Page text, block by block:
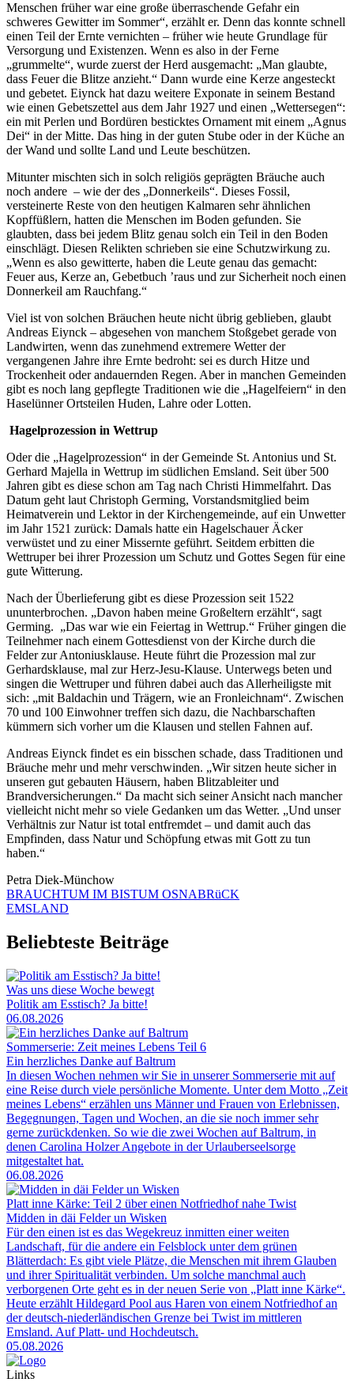
Menschen früher war eine große überraschende Gefahr ein
schweres Gewitter im Sommer“, erzählt er. Denn das konnte schnell
einen Teil der Ernte vernichten – früher wie heute Grundlage für
Versorgung und Existenzen. Wenn es also in der Ferne
„grummelte“, wurde zuerst der Herd ausgemacht: „Man glaubte,
dass Feuer die Blitze anzieht.“ Dann wurde eine Kerze angesteckt
und gebetet. Eiynck hat dazu weitere Exponate in seinem Bestand
wie einen Gebetszettel aus dem Jahr 1927 und einen „Wettersegen“:
ein mit Perlen und Bordüren besticktes Ornament mit einem „Agnus
Dei“ in der Mitte. Das hing in der guten Stube oder in der Küche an
der Wand und sollte Land und Leute beschützen.
Mitunter mischten sich in solch religiös geprägten Bräuche auch
noch andere – wie der des „Donnerkeils“. Dieses Fossil,
versteinerte Reste von den heutigen Kalmaren sehr ähnlichen
Kopffüßlern, hatten die Menschen im Boden gefunden. Sie
glaubten, dass bei jedem Blitz genau solch ein Teil in den Boden
einschlägt. Diesen Relikten schrieben sie eine Schutzwirkung zu.
„Wenn es also gewitterte, haben die Leute genau das gemacht:
Feuer aus, Kerze an, Gebetbuch ’raus und zur Sicherheit noch einen
Donnerkeil am Rauchfang.“
Viel ist von solchen Bräuchen heute nicht übrig geblieben, glaubt
Andreas Eiynck – abgesehen von manchem Stoßgebet gerade von
Landwirten, wenn das zunehmend extremere Wetter der
vergangenen Jahre ihre Ernte bedroht: sei es durch Hitze und
Trockenheit oder andauernden Regen. Aber in manchen Gemeinden
gibt es noch lang gepflegte Traditionen wie die „Hagelfeiern“ in den
Haselünner Ortsteilen Huden, Lahre oder Lotten.
Hagelprozession in Wettrup
Oder die „Hagelprozession“ in der Gemeinde St. Antonius und St.
Gerhard Majella in Wettrup im südlichen Emsland. Seit über 500
Jahren gibt es diese schon am Tag nach Christi Himmelfahrt. Das
Datum geht laut Christoph Germing, Vorstandsmitglied beim
Heimatverein und Lektor in der Kirchengemeinde, auf ein Unwetter
im Jahr 1521 zurück: Damals hatte ein Hagelschauer Äcker
verwüstet und zu einer Missernte geführt. Seitdem erbitten die
Wettruper bei ihrer Prozession um Schutz und Gottes Segen für eine
gute Witterung.
Nach der Überlieferung gibt es diese Prozession seit 1522
ununterbrochen. „Davon haben meine Großeltern erzählt“, sagt
Germing. „Das war wie ein Feiertag in Wettrup.“ Früher gingen die
Teilnehmer nach einem Gottesdienst von der Kirche durch die
Felder zur Antoniusklause. Heute führt die Prozession mal zur
Gerhardsklause, mal zur Herz-Jesu-Klause. Unterwegs beten und
singen die Wettruper und führen dabei auch das Allerheiligste mit
sich: „mit Baldachin und Trägern, wie an Fronleichnam“. Zwischen
70 und 100 Einwohner treffen sich dazu, die Nachbarschaften
kümmern sich vorher um die Klausen und stellen Fahnen auf.
Andreas Eiynck findet es ein bisschen schade, dass Traditionen und
Bräuche mehr und mehr verschwinden. „Wir sitzen heute sicher in
unseren gut gebauten Häusern, haben Blitzableiter und
Brandversicherungen.“ Da macht sich seiner Ansicht nach mancher
vielleicht nicht mehr so viele Gedanken um das Wetter. „Und unser
Verhältnis zur Natur ist total entfremdet – und damit auch das
Empfinden, dass Natur und Schöpfung etwas mit Gott zu tun
haben.“
Petra Diek-Münchow
BRAUCHTUM IM BISTUM OSNABRüCK
EMSLAND
Beliebteste Beiträge
Was uns diese Woche bewegt
Politik am Esstisch? Ja bitte!
06.08.2026
Sommerserie: Zeit meines Lebens Teil 6
Ein herzliches Danke auf Baltrum
In diesen Wochen nehmen wir Sie in unserer Sommerserie mit auf
eine Reise durch viele persönliche Momente. Unter dem Motto „Zeit
meines Lebens“ erzählen uns Männer und Frauen von Erlebnissen,
Begegnungen, Tagen und Wochen, an die sie noch immer sehr
gerne zurückdenken. So wie die zwei Wochen auf Baltrum, in
denen Carolina Holzer Angebote in der Urlauberseelsorge
mitgestaltet hat.
06.08.2026
Platt inne Kärke: Teil 2 über einen Notfriedhof nahe Twist
Midden in däi Felder un Wisken
Für den einen ist es das Wegekreuz inmitten einer weiten
Landschaft, für die andere ein Felsblock unter dem grünen
Blätterdach: Es gibt viele Plätze, die Menschen mit ihrem Glauben
und ihrer Spiritualität verbinden. Um solche manchmal auch
verborgenen Orte geht es in der neuen Serie von „Platt inne Kärke“.
Heute erzählt Hildegard Pool aus Haren von einem Notfriedhof an
der deutsch-niederländischen Grenze bei Twist im mittleren
Emsland. Auf Platt- und Hochdeutsch.
05.08.2026
Links